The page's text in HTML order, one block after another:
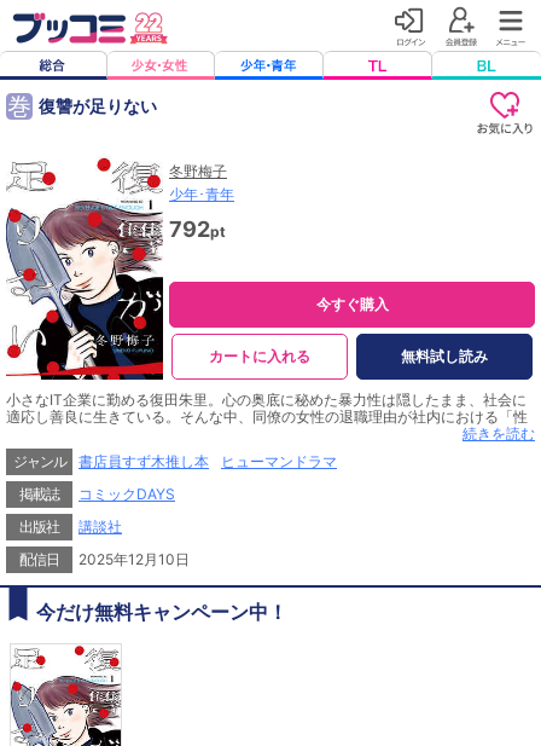
巻 復讐が足りない
冬野梅子
少年･青年
792pt
今すぐ購入
カートに入れる 無料試し読み
小さなIT企業に勤める復田朱里。心の奥底に秘めた暴力性は隠したまま、社会に
適応し善良に生きている。そんな中、同僚の女性の退職理由が社内における「性
被害」だったと知らされ、くすぶっていた心と体の炎が燃え上がっていくーー。
「このマンガがすごい！2023」オンナ編３位『まじめな会社員』、「このマンガ
がすごい！2025」 オンナ編７位『スルーロマンス』の冬野梅子最新作。
続きを読む
ジャンル
書店員すず木推し本
ヒューマンドラマ
掲載誌
コミックDAYS
出版社
講談社
配信日
2025年12月10日
今だけ無料キャンペーン中！